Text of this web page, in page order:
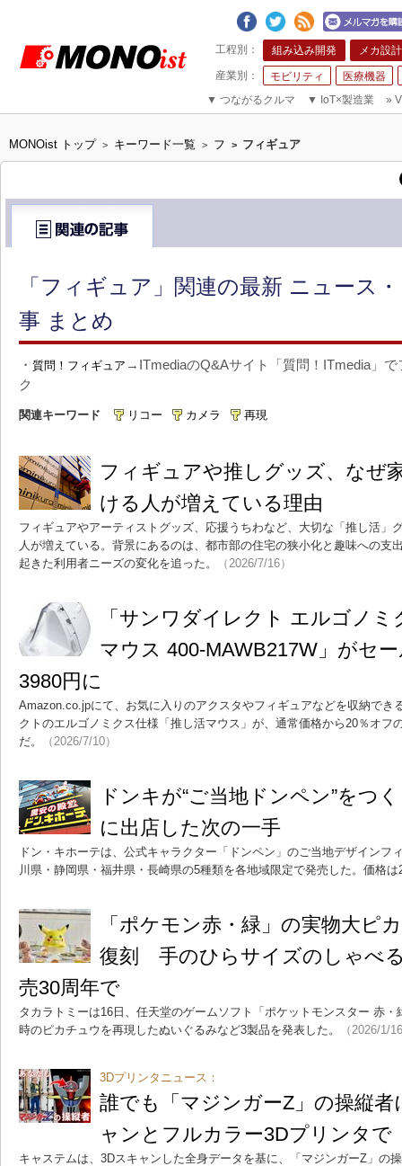
組み込み開発 メカ設計
モビリティ
医療機器
▼ つながるクルマ ▼ IoT×製造業 »
MONOist トップ > キーワード一覧 > フ > フィギュア
「フィギュア」関連の最新 ニュース
事 まとめ
・ 質問！フィギュア →ITmediaのQ&Aサイト「質問！ITmedia」
ク
関連キーワード リコー カメラ 再現
フィギュアや推しグッズ、な
ける人が増えている理由
フィギュアやアーティストグッズ、応援うちわなど、大切な「推し活」
人が増えている。背景にあるのは、都市部の住宅の狭小化と趣味への支
起きた利用者ニーズの変化を追った。
（2026/7/16）
「サンワダイレクト エルゴノ
マウス 400-MAWB217W」がセ
3980円に
Amazon.co.jpにて、お気に入りのアクスタやフィギュアなどを収納でき
クトのエルゴノミクス仕様「推し活マウス」が、通常価格から20％オフ
だ。
（2026/7/10）
ドンキが“ご当地ドンペン”をつ
に出店した次の一手
ドン・キホーテは、公式キャラクター「ドンペン」のご当地デザインフ
川県・静岡県・福井県・長崎県の5種類を各地域限定で発売した。価格は
「ポケモン赤・緑」の実物大ピ
復刻 手のひらサイズのしゃべ
売30周年で
タカラトミーは16日、任天堂のゲームソフト「ポケットモンスター 赤
時のピカチュウを再現したぬいぐるみなど3製品を発表した。
（2026/1/
3Dプリンタニュース：
誰でも「マジンガーZ」の操縦
ャンとフルカラー3Dプリンタで
キャステムは、3Dスキャンした全身データを基に、「マジンガーZ」の